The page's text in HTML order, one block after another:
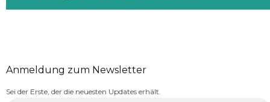
Anmeldung zum Newsletter
Sei der Erste, der die neuesten Updates erhält.